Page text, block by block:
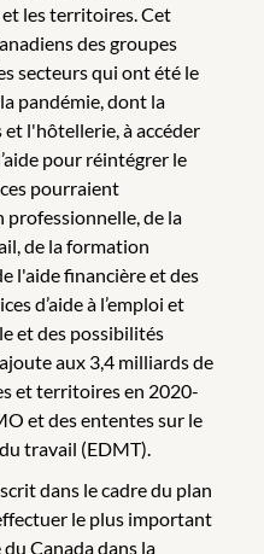
les territoires. Cet
des groupes
secteurs qui ont été le
pandémie, dont la
l'hôtellerie, à accéder
pour réintégrer le
pourraient
de la
de la formation
l'aide financière et des
d’aide à l’emploi et
et des possibilités
aux 3,4 milliards de
et territoires en 2020-
et des ententes sur le
travail (EDMT).
dans le cadre du plan
le plus important
Canada dans la